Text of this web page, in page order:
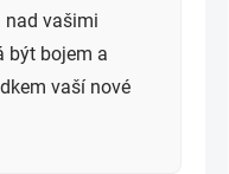
nad vašimi
být bojem a
vaší nové